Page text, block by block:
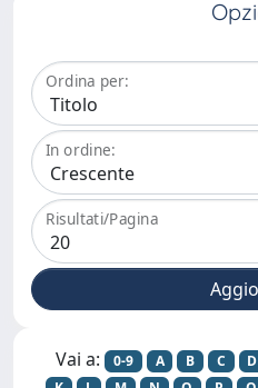
Ordina per:
In ordine:
Risultati/Pagina
Vai a: 0-9 A B C D